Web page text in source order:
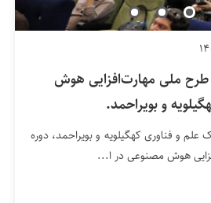
طرح ملی مهارت‌افزایی هوش
و بویراحمد.
و فناوری کهگیلویه و بویراحمد، دوره
هوش مصنوعی در ا...